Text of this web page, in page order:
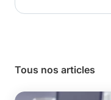
Tous nos articles